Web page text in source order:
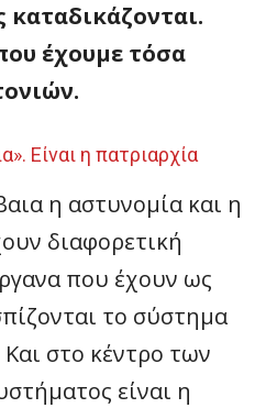
καταδικάζονται.
έχουμε τόσα
Είναι η πατριαρχία
η αστυνομία και η
διαφορετική
που έχουν ως
το σύστημα
Και στο κέντρο των
είναι η